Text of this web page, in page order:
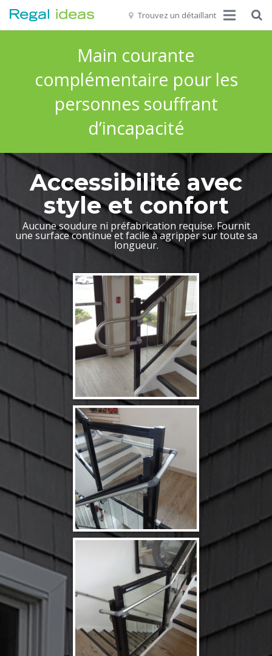
Trouvez un détaillant
Ressources
Commercial
Nous contacter
FR
Main courante
complémentaire pour les
personnes souffrant
d’incapacité
Accessibilité avec
style et confort
Aucune soudure ni préfabrication requise. Fournit
une surface continue et facile à agripper sur toute sa
longueur.